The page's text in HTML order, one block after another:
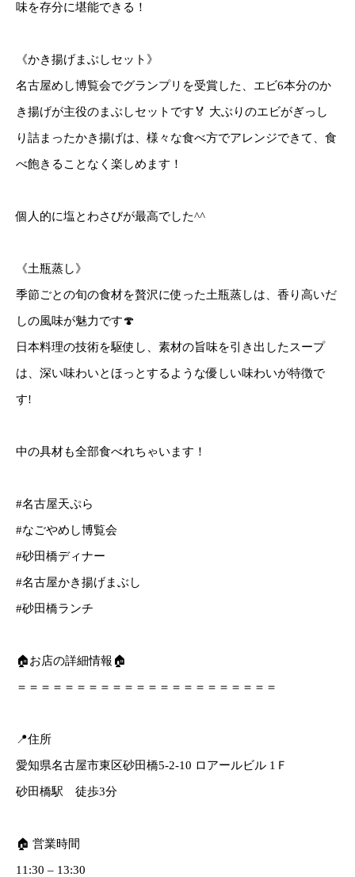
味を存分に堪能できる！
《かき揚げまぶしセット》
名古屋めし博覧会でグランプリを受賞した、エビ6本分のか
き揚げが主役のまぶしセットです🏅 大ぶりのエビがぎっし
り詰まったかき揚げは、様々な食べ方でアレンジできて、食
べ飽きることなく楽しめます！
個人的に塩とわさびが最高でした^^
《土瓶蒸し》
季節ごとの旬の食材を贅沢に使った土瓶蒸しは、香り高いだ
しの風味が魅力です🍄
日本料理の技術を駆使し、素材の旨味を引き出したスープ
は、深い味わいとほっとするような優しい味わいが特徴で
す!
中の具材も全部食べれちゃいます！
#名古屋天ぷら
#なごやめし博覧会
#砂田橋ディナー
#名古屋かき揚げまぶし
#砂田橋ランチ
🏠お店の詳細情報🏠
＝＝＝＝＝＝＝＝＝＝＝＝＝＝＝＝＝＝＝＝＝＝
📍住所
愛知県名古屋市東区砂田橋5-2-10 ロアールビル 1Ｆ
砂田橋駅 徒歩3分
🏠 営業時間
11:30 – 13:30